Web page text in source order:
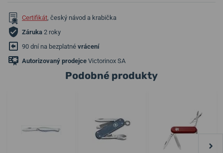
Certifikát, český návod a krabička
Záruka 2 roky
90 dní na bezplatné vrácení
Autorizovaný prodejce Victorinox SA
Podobné produkty